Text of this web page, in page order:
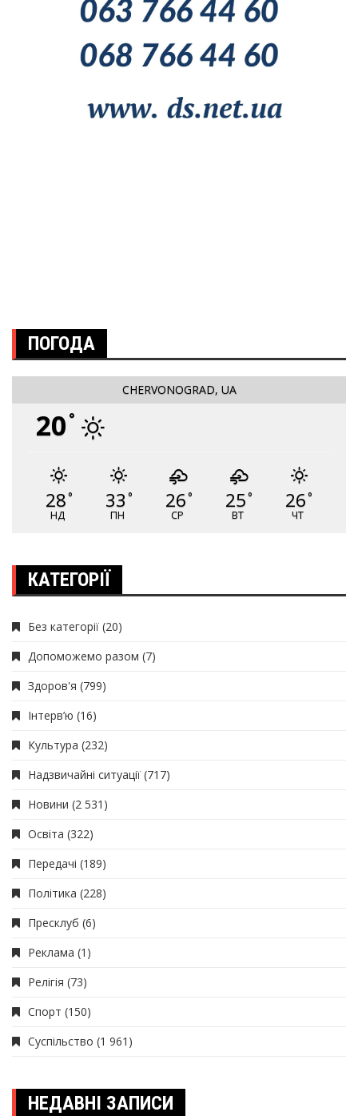
ПОГОДА
CHERVONOGRAD, UA
20 °
28°
НД
33 °
ПН
26°
СР
25°
ВТ
26°
ЧТ
КАТЕГОРІЇ
Без категорії (20)
Допоможемо разом (7)
Здоров'я (799)
Інтерв’ю (16)
Культура (232)
Надзвичайні ситуації (717)
Новини (2 531)
Освіта (322)
Передачі (189)
Політика (228)
Пресклуб (6)
Реклама (1)
Релігія (73)
Спорт (150)
Суспільство (1 961)
НЕДАВНІ ЗАПИСИ